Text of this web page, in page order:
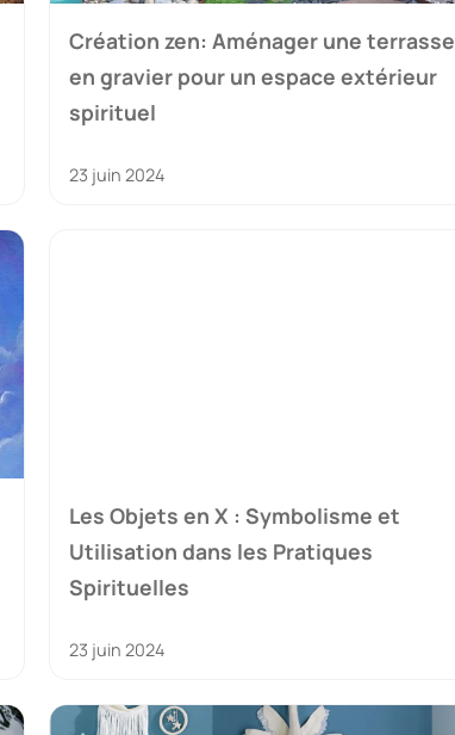
Création zen: Aménager une terrasse
en gravier pour un espace extérieur
spirituel
23 juin 2024
Les Objets en X : Symbolisme et
Utilisation dans les Pratiques
Spirituelles
23 juin 2024